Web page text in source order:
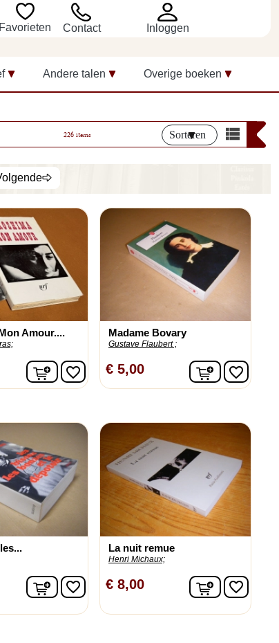
Favorieten Contact Inloggen
Andere talen Overige boeken
226 items Sorteren
Amour....
In winkelwagen
favorite_border
Madame Bovary
Gustave Flaubert ;
€ 5,00 Infavorite_border
In winkelwagen
favorite_border
La nuit remue
Henri Michaux;
€ 8,00 Infavorite_border